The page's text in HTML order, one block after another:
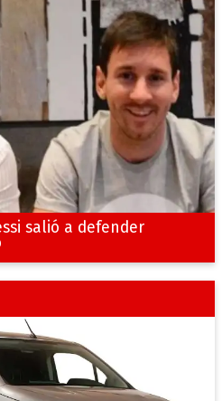
salió a defender